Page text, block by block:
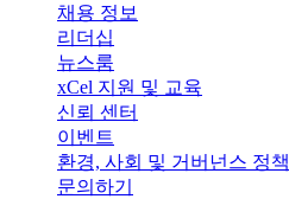
채용 정보
리더십
뉴스룸
xCel 지원 및 교육
신뢰 센터
이벤트
환경, 사회 및 거버넌스 정책
문의하기